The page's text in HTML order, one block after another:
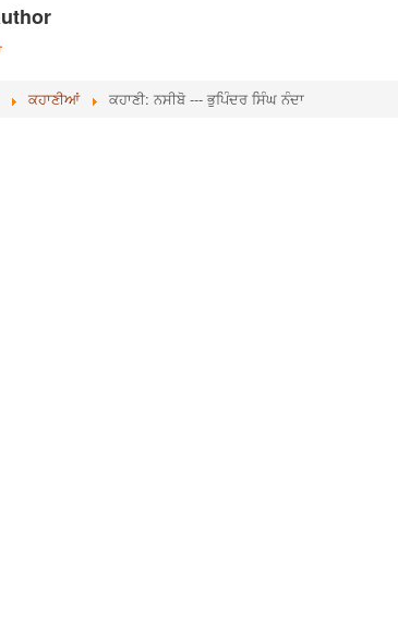
ਕਹਾਣੀਆਂ ਕਹਾਣੀ: ਨਸੀਬੋ --- ਭੁਪਿੰਦਰ ਸਿੰਘ ਨੰਦਾ